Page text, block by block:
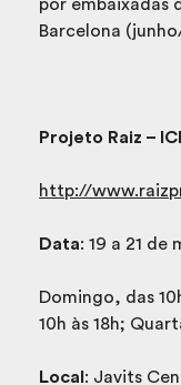
por embaixadas
Barcelona
Projeto Raiz –
http://
Data: 19 a 21 de
Domingo, das
10h às 18h;
Local : Javits